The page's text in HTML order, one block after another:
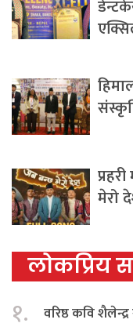
मेरो
लोकप्रिय
१. वरिष्ठ कवि